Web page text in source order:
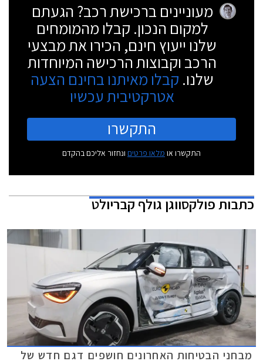
מעוניינים ברכישת רכב? הגעתם
למקום הנכון. קבלו מהמומחים
שלנו ייעוץ חינם, הכירו את מבצעי
הרכב וקבוצות הרכישה המיוחדות
שלנו. קבלו מאיתנו בחינם הצעה
אטרקטיבית עכשיו
התקשרו
התקשרו או מלאו פרטים ונחזור אליכם בהקדם
כתבותפולקסווגן גולף קבריולט
מבחני הבטיחות האחרונים חושפים דגם חדש של